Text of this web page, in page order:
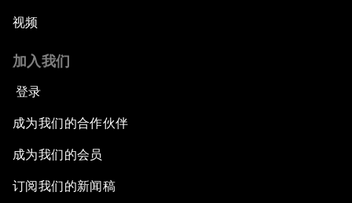
视频
加入我们
登录
成为我们的合作伙伴
成为我们的会员
订阅我们的新闻稿